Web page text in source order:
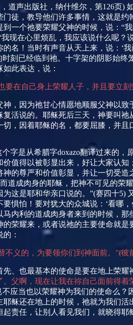
道声出版社，纳什维尔，第126页)
徒，教导他们许多事情，这就是
一个祂要荣耀父神的时候，说：“
现在心里烦乱，我应该说什么呢？
名！当时有声音从天上来，说：‘我
刻已经临到祂。十字架的阴影始
此表达，说：
在自己身上荣耀人子，并且要立刻
，因为祂甘心情愿地顺服父神以
复活说的。耶稣死后三天，神要叫
，因着耶稣的名，都要屈膝，并且
个字是从希腊字doxazo翻译过来的，
值得以被彰显出来，好让大家认知
的尊严和价值彰显，并让一切受
道成肉身的耶稣，把神不可见的荣
这是耶和华亲口说的。”(赛四十5)
惧怕！要对犹大的众城说：‘看哪，
内利的道成肉身者来到的时候，
荣耀来，或者说祂的主要使命就是
：
不义的，为要领你们到神面前。”(彼
、也最基本的使命是要在地上荣耀
父啊，现在让我在祢自己面前得
应当也以荣耀神为我们的使命么？
稣还在地上的时候，祂就为我们
责任，让别人看见我们，就晓得